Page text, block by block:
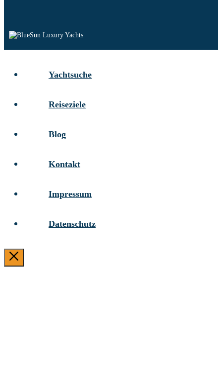
Yachtsuche
Reiseziele
Blog
Kontakt
Impressum
Datenschutz
CLOSE